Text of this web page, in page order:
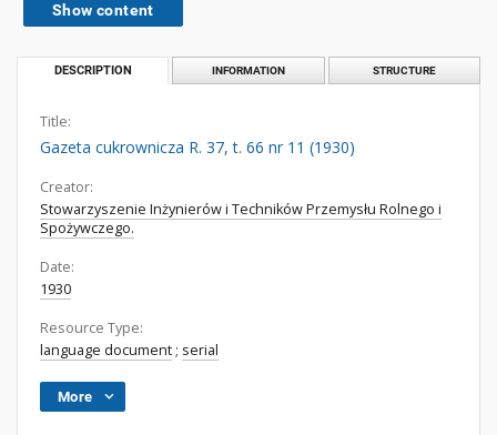
Show content
DESCRIPTION INFORMATION STRUCTURE
Title:
Gazeta cukrownicza R. 37, t. 66 nr 11 (1930)
Creator:
Stowarzyszenie Inżynierów i Techników Przemysłu Rolnego i
Spożywczego.
Date:
1930
Resource Type:
language document ; serial
More